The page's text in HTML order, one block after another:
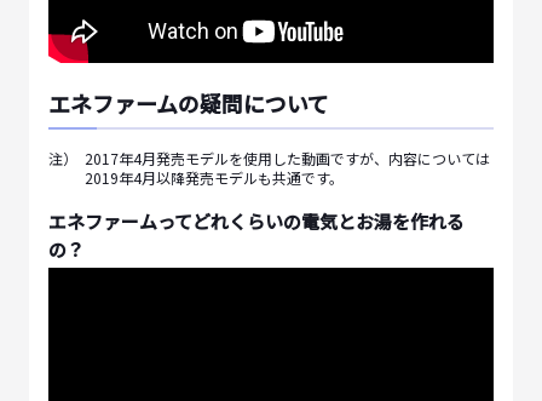
エネファームの疑問について
注）
2017年4月発売モデルを使用した動画ですが、内容については
2019年4月以降発売モデルも共通です。
エネファームってどれくらいの電気とお湯を作れる
の？